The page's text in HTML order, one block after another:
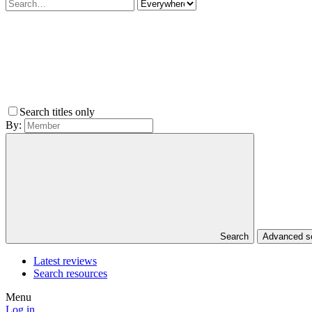
Search titles only
By:
Search Advanced
Latest reviews
Search resources
Menu